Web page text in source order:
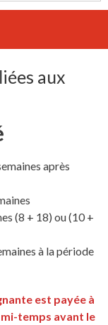
aux
après
(8 + 18) ou (10 +
à la période
est payée à
temps avant le